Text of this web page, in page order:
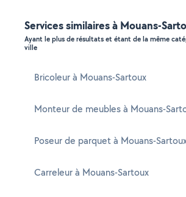
Services similaires à Mouans-
Ayant le plus de résultats et étant de la même
ville
Bricoleur à Mouans-Sartoux
Monteur de meubles à Mouans-
Poseur de parquet à Mouans-
Carreleur à Mouans-Sartoux